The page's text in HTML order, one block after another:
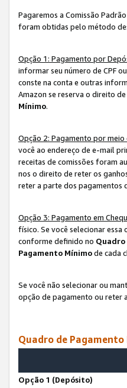
Pagaremos a Comissão
foram obtidas pelo método
Opção 1: Pagamento por
informar seu número de CPF
conste na conta e outras
Amazon se reserva o direito
Mínimo.
Opção 2: Pagamento por
você ao endereço de e-mail
receitas de comissões foram
nos o direito de reter os
reter a parte dos pagamentos
Opção 3: Pagamento em
físico. Se você selecionar
conforme definido no Quadro
Pagamento Mínimode cada
Se você não selecionar ou
opção de pagamento ou reter
Quadro de
Opção 1 (Depósito)